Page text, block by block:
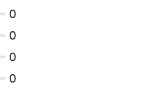
0
0
0
0